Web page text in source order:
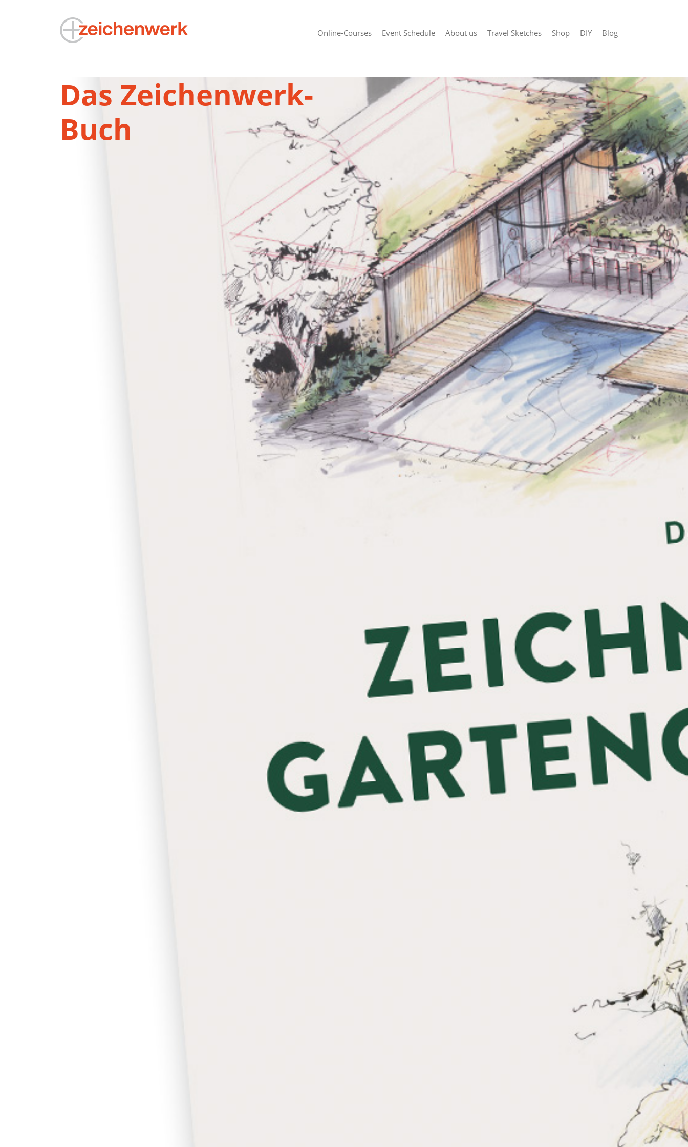
Online-Courses Event Schedule About us Travel Sketches Shop DIY Blog
Das Zeichenwerk-
Buch